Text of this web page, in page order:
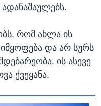
ადანაშაულებს.
რომ ახლა ის
და არ სურს
ის ასევე
ქვეყანა.